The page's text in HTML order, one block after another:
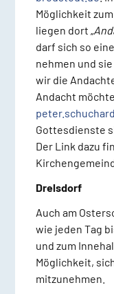
Möglichkeit
liegen dort „
darf sich so
nehmen und
wir die
Andacht
Gottesdienste
Der Link dazu
Drelsdorf
Auch am
wie jeden Tag
und zum
Möglichkeit,
mitzunehmen.